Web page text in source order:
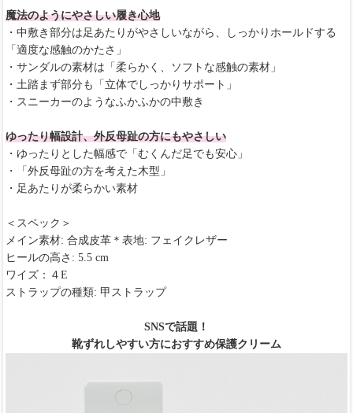
魔法のようにやさしい履き心地
・中敷き部分は足あたりがやさしいながら、しっかりホールドする
「適度な感触のかたさ」
・サンダルの素材は「柔らかく、ソフトな感触の素材」
・土踏まず部分も「立体でしっかりサポート」
・スニーカーのようなふかふかの中敷き
ゆったり幅設計、外反母趾の方にもやさしい
・ゆったりとした幅感で「むくんだ足でも安心」
・「外反母趾の方を考えた木型」
・足あたりが柔らかい素材
＜スペック＞
メイン素材: 合成皮革＊表地: フェイクレザー
ヒールの高さ: 5.5 cm
ワイズ：４E
ストラップの種類: 甲ストラップ
SNSで話題！
靴ずれしやすい方におすすめ保護クリーム